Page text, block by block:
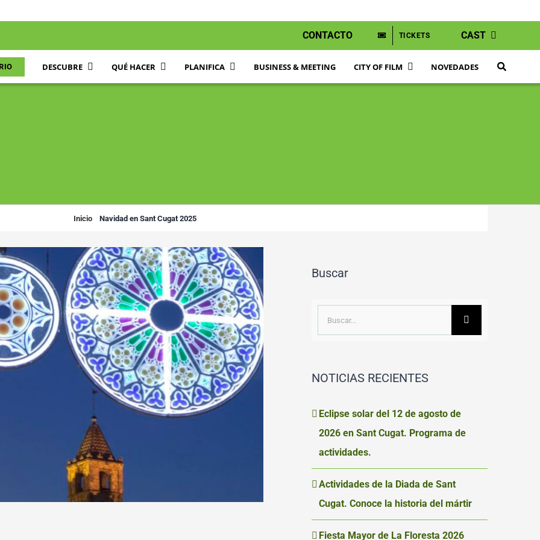
CONTACTO TICKETS CAST
DESCUBRE QUÉ HACER PLANIFICA BUSINESS & MEETING CITY OF FILM NOVEDADES
Inicio Navidad en Sant Cugat 2025
Buscar
NOTICIAS RECIENTES
Eclipse solar del 12 de agosto de
2026 en Sant Cugat. Programa de
actividades.
Actividades de la Diada de Sant
Cugat. Conoce la historia del mártir
Fiesta Mayor de La Floresta 2026